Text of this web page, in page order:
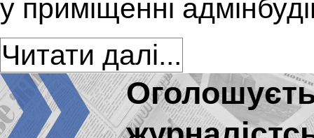
у приміщенні
Читати далі...